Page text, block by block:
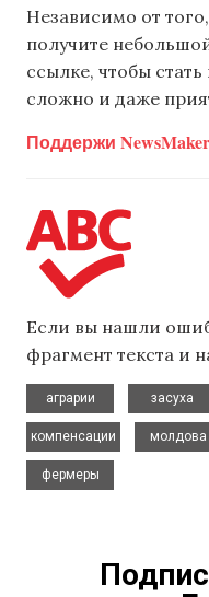
Независимо от
получите
ссылке, чтобы
сложно и даже
Поддержи
Если вы нашли
фрагмент текста и
аграрии
засуха
компенсации
молдова
фермеры